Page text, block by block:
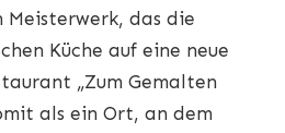
Meisterwerk, das die
Küche auf eine neue
„Zum Gemalten
als ein Ort, an dem